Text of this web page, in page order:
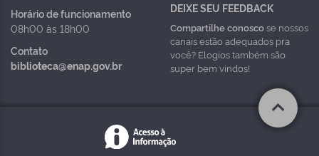
Horário de funcionamento
08h00 às 18h00
Contato
biblioteca@enap.gov.br
DEIXE SEU FEEDBACK
Compartilhe conoscose nossos
canais estão adequados pra
você? Elogios também são
super bem vindos!